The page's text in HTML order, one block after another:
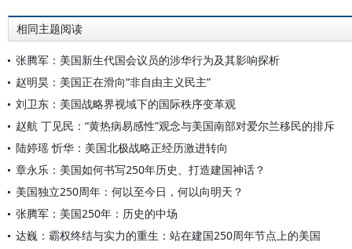
相同主题阅读
张腾军：美国新生代国会议员的涉华行为及其影响探析
赵明昊：美国正在滑向“非自由主义民主”
刘卫东：美国战略界视域下的国际秩序变革观
赵航 丁见民：“黄热病易感性”观念与美国南部对爱尔兰移民的排斥
陆婷瑶 忻华：美国北极战略正经历激进转向
章永乐：美国如何书写250年历史、打造建国神话？
美国独立250周年：何以至今日，何以向明天？
张腾军：美国250年：历史的中场
达巍：霸权终结与实力的重生：站在建国250周年节点上的美国